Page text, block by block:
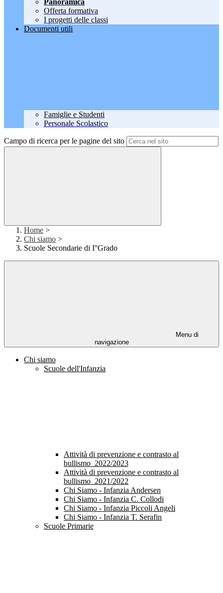
Panoramica
Offerta formativa
I progetti delle classi
Documenti utili
Famiglie e Studenti
Personale Scolastico
Campo di ricerca per le pagine del sito
Home >
Chi siamo >
Scuole Secondarie di I°Grado
Menu di
navigazione
Chi siamo
Scuole dell'Infanzia
Attività di prevenzione e contrasto al
bullismo_2022/2023
Attività di prevenzione e contrasto al
bullismo_2021/2022
Chi Siamo - Infanzia Andersen
Chi Siamo - Infanzia C. Collodi
Chi Siamo - Infanzia Piccoli Angeli
Chi Siamo - Infanzia T. Serafin
Scuole Primarie